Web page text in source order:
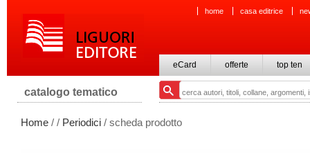
home casa editrice
eCard offerte top ten
catalogo tematico
Home / / Periodici / scheda prodotto